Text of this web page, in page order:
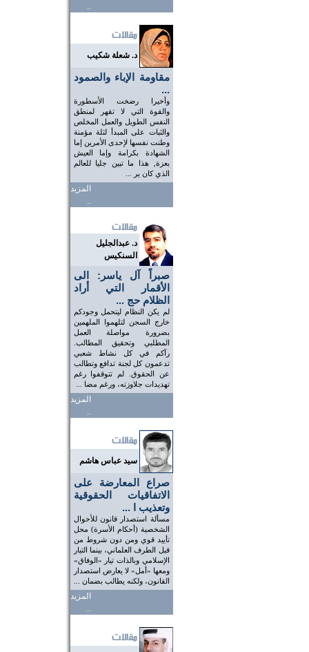
..
د. شعلة شكيب
مقاومة الإباء والصمود
...
وأخيرا رضخت الأسطورة
والقوة التي لا تقهر لمنطق
النفس الطويل والعمل المخلص
والثبات على المبدأ لثلة مؤمنة
وطنت نفسها لإحدى الأمرين إما
الشهادة بكرامة وإما العيش
بعزة, هذا ما تبين جليا للعالم
الذي كان ير ...
المزيد
..
د. عبدالجليل
السنكيس
صبراً آل ياسر: الى
الأقمار التي أراد
الظلام حج ...
لم يكن النظام ليتحمل وجودكم
خارج السجن لتلهموا الملهمين
بضرورة مواصلة العمل
المطلبي وتحقيق المطالب.
رآكم في كل نشاط شعبي
تدعمون كل لجنة تدافع وتطالب
عن الحقوق. لم تتوقفوا رغم
تهديدات جلاوزته، ورغم مضا ...
المزيد
..
سيد عباس هاشم
صراع المعارضة على
الاتفاقيات الحقوقية
وتعذيب ا ...
مسألة استصدار قانون للأحوال
الشخصية (أحكام الأسرة) محل
تأييد قوي ومن دون شروط من
قبل الطرف العلماني، بينما التيار
الإسلامي وبالذات تيار «الوفاق»
ومعها «أمل» لا يعارض استصدار
القانون، ولكنه يطالب بضمان ...
المزيد
..